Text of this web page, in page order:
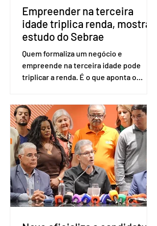
Empreender na terceira
idade triplica renda, mostra
estudo do Sebrae
Quem formaliza um negócio e
empreende na terceira idade pode
triplicar a renda. É o que aponta o
Amostra de Domicílio (PNAD Contínua),
do Serviço Brasileiro de Apoio às Micro
e Pequenas Empresas (Sebrae),
realizado a partir de dados do Instituto
Brasileiro de Geografia e Estatística
(IBGE). O estudo do Sebrae mostra que,
no quarto trimestre de 2025, os
empreendedores 60+ formalizados
atingiram o maior rendime